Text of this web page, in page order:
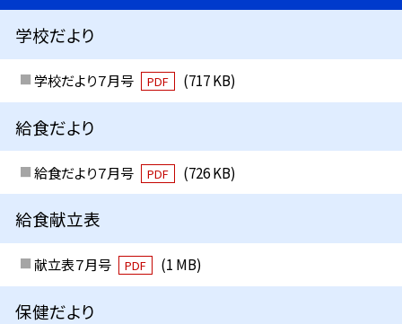
学校だより
学校だより７月号 PDF (717 KB)
給食だより
給食だより７月号 PDF (726 KB)
給食献立表
献立表７月号 PDF (1 MB)
保健だより